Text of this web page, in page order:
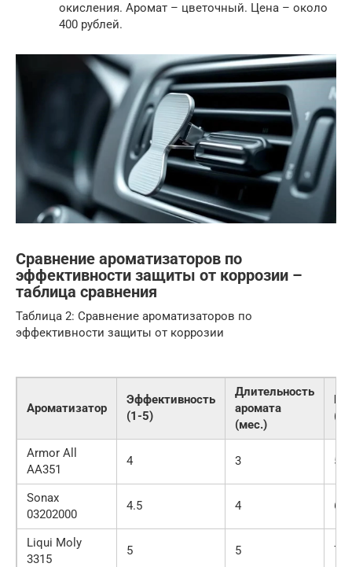
окисления. Аромат – цветочный. Цена – около
400 рублей.
Сравнение ароматизаторов по
эффективности защиты от коррозии –
таблица сравнения
Таблица 2: Сравнение ароматизаторов по
эффективности защиты от коррозии
Ароматизатор
Эффективность
(1-5)
Длительность
аромата
(мес.)
Armor All
AA351
4 3 500
Sonax
03202000
4.5 4 600
Liqui Moly
3315
5 5 700